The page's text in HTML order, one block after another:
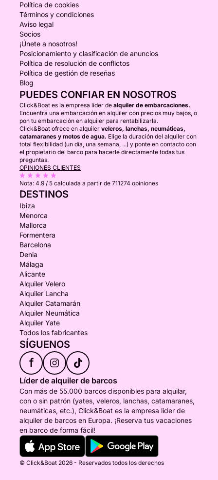
Política de cookies
Términos y condiciones
Aviso legal
Socios
¡Únete a nosotros!
Posicionamiento y clasificación de anuncios
Política de resolución de conflictos
Política de gestión de reseñas
Blog
PUEDES CONFIAR EN NOSOTROS
Click&Boat es la empresa líder de alquiler de embarcaciones.
Encuentra una embarcación en alquiler con precios muy bajos, o
pon tu embarcación en alquiler para rentabilizarla.
Click&Boat ofrece en alquiler veleros, lanchas, neumáticas,
catamaranes y motos de agua. Elige la duración del alquiler con
total flexibilidad (un día, una semana, ...) y ponte en contacto con
el propietario del barco para hacerle directamente todas tus
preguntas.
OPINIONES CLIENTES
Nota: 4.9 / 5 calculada a partir de 711274 opiniones
DESTINOS
Ibiza
Menorca
Mallorca
Formentera
Barcelona
Denia
Málaga
Alicante
Alquiler Velero
Alquiler Lancha
Alquiler Catamarán
Alquiler Neumática
Alquiler Yate
Todos los fabricantes
SÍGUENOS
f
Líder de alquiler de barcos
Con más de 55.000 barcos disponibles para alquilar,
con o sin patrón (yates, veleros, lanchas, catamaranes,
neumáticas, etc.), Click&Boat es la empresa líder de
alquiler de barcos en Europa. ¡Reserva tus vacaciones
en barco de forma fácil!
© Click&Boat 2026 - Reservados todos los derechos